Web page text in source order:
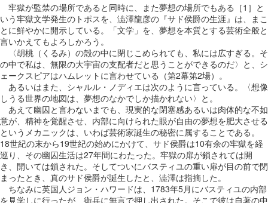
牢獄が監禁の場所であると同時に、また夢想の場所でもある［1］と
いう牢獄文学発生のトポスを、澁澤龍彦の『サド侯爵の生涯』は、まこ
とに鮮やかに開示している。「文学」を、夢想を本質とする芸術全般と
言いかえてもよろしかろう。
〈胡桃（くるみ）の殻の中に閉じこめられても、私には広すぎる。そ
の中で私は、無限の大宇宙の支配者だと思うことができるのだ〉と、シ
ェークスピアはハムレットに言わせている（第2幕第2場）。
あるいはまた、シャルル・ノディエは次のように言っている。〈想像
しうる世界の地図は、夢想のなかでしか描かれない〉と。
あえて幽囚と言わないまでも、現実的な閉塞感あるいは肉体的な不如
意が、精神を覚醒させ、内部に向けられた眼が自由の夢想を肥大させる
というメカニックは、いわば芸術家誕生の秘密に属することである。
18世紀の末から19世紀の始めにかけて、サド侯爵は10有余の牢獄を経
巡り、その幽囚生活は27年間にわたった。牢獄の扉が鎖されては開
き、開いては鎖された。そしてついにバスティユの重い扉が目の前で閉
まったとき、真のサド侯爵が誕生したと、澁澤は指摘した。
ちなみに英国人ジョン・ハワードは、1783年5月にバスティユの内部
を見学しに行ったが、衛兵に無言で押し出された。そこで彼は自著の中